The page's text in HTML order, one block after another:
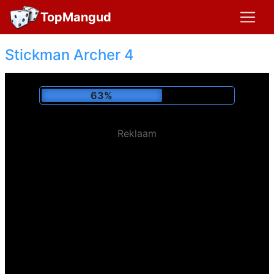
TopMangud
Stickman Archer 4
67%
Reklaam